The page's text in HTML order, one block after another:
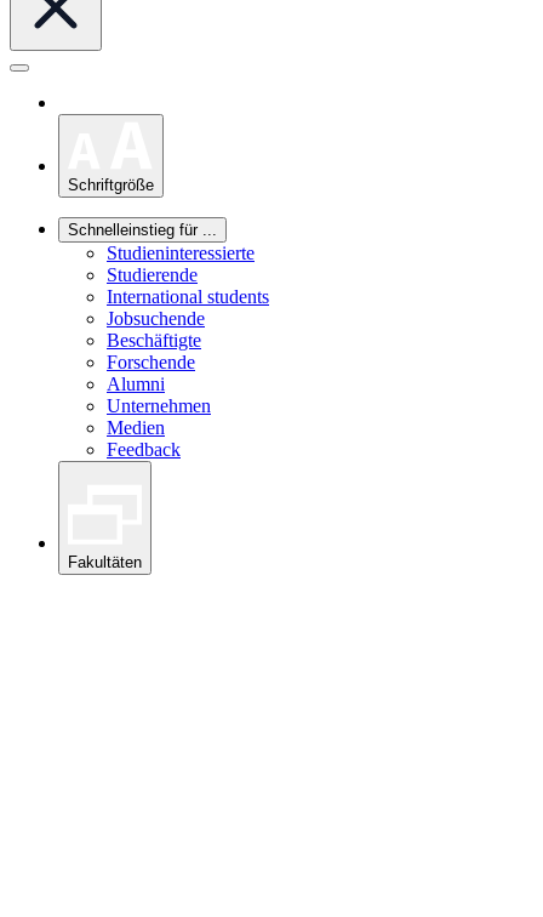
Schriftgröße
Schnelleinstieg für ...
Studieninteressierte
Studierende
International students
Jobsuchende
Beschäftigte
Forschende
Alumni
Unternehmen
Medien
Feedback
Fakultäten